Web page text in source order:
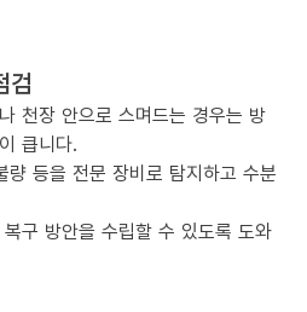
검
천장 안으로 스며드는 경우는 방
큽니다.
량 등을 전문 장비로 탐지하고 수분
구 방안을 수립할 수 있도록 도와